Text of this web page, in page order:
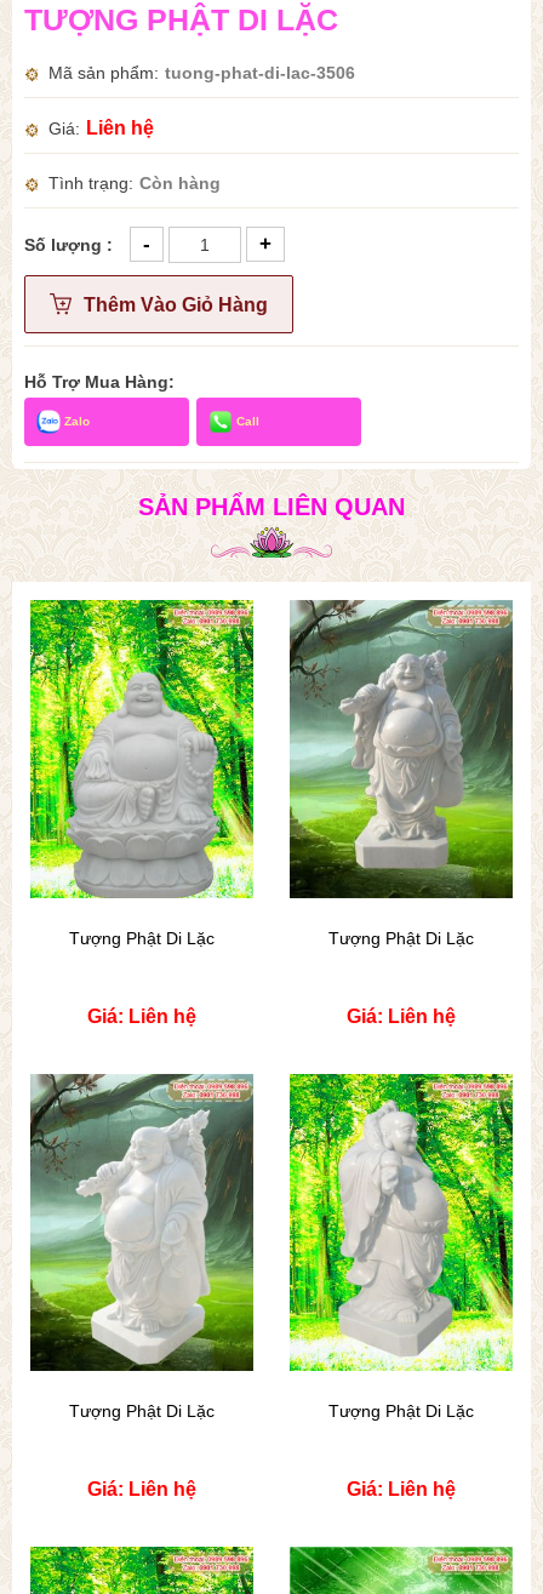
TƯỢNG PHẬT DI LẶC
Mã sản phẩm tuong-phat-di-lac-3506
Giá Liên hệ
Tình trạng Còn hàng
Số lượng : - +
Thêm Vào Giỏ Hàng
Hỗ Trợ Mua Hàng:
Zalo Call
SẢN PHẨM LIÊN QUAN
Tượng Phật Di Lặc
Giá: Liên hệ
Tượng Phật Di Lặc
Giá: Liên hệ
Tượng Phật Di Lặc
Giá: Liên hệ
Tượng Phật Di Lặc
Giá: Liên hệ